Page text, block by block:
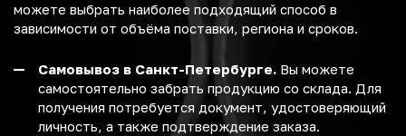
можете выбрать наиболее подходящий способ в
зависимости от объёма поставки, региона и сроков.
Самовывоз в Санкт-Петербурге. Вы можете
самостоятельно забрать продукцию со склада. Для
получения потребуется документ, удостоверяющий
личность, а также подтверждение заказа.